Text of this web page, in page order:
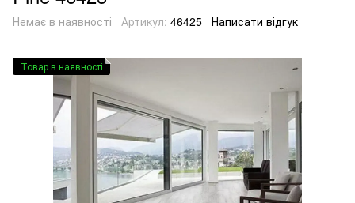
Немає в наявності Артикул: 46425 Написати відгук
Товар в наявності